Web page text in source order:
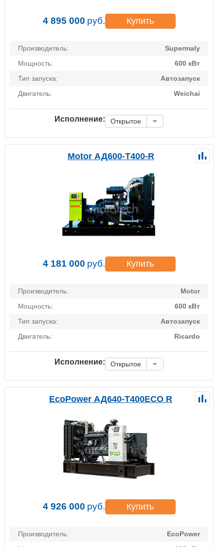
4 895 000 руб. Купить
Производитель:
Supermaly
Мощность:
600 кВт
Тип запуска:
Автозапуск
Двигатель:
Weichai
Исполнение: Открытое
Motor АД600-Т400-R
4 181 000 руб. Купить
Производитель:
Motor
Мощность:
600 кВт
Тип запуска:
Автозапуск
Двигатель:
Ricardo
Исполнение: Открытое
EcoPower АД640-T400ECO R
4 926 000 руб. Купить
Производитель:
EcoPower